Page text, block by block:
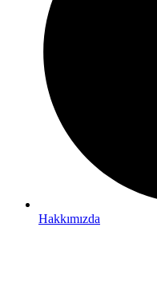
Hakkımızda